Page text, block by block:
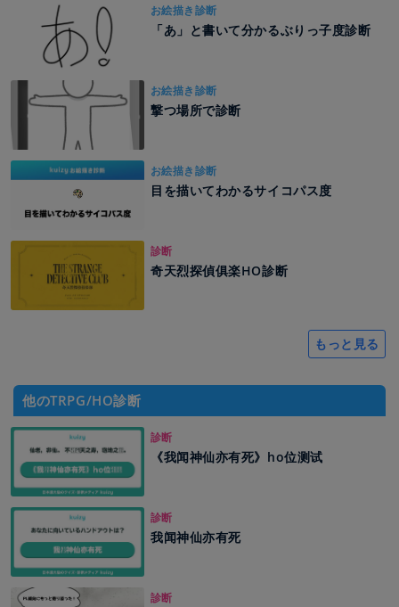
お絵描き診断
「あ」と書いて分かるぶりっ子度診断
お絵描き診断
撃つ場所で診断
お絵描き診断
目を描いてわかるサイコパス度
診断
奇天烈探偵俱楽HO診断
もっと見る
他のTRPG/HO診断
診断
《我闻神仙亦有死》ho位测试
診断
我闻神仙亦有死
診断